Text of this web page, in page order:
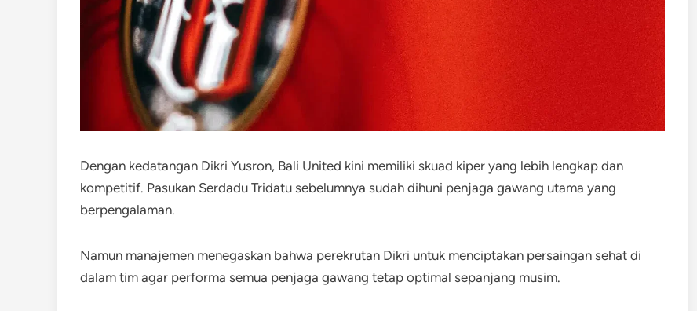
Dengan kedatangan Dikri Yusron, Bali United kini memiliki skuad kiper yang lebih lengkap dan
kompetitif. Pasukan Serdadu Tridatu sebelumnya sudah dihuni penjaga gawang utama yang
berpengalaman.
Namun manajemen menegaskan bahwa perekrutan Dikri untuk menciptakan persaingan sehat di
dalam tim agar performa semua penjaga gawang tetap optimal sepanjang musim.